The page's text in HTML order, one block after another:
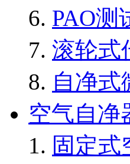
PAO测
滚轮式
自净式
空气自净
固定式